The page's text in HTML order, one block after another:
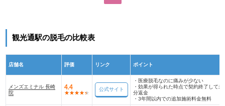
観光通駅の脱毛の比較表
店舗名 評価 リンク ポイント
メンズエミナル 長崎
院
4.4 公式サイト
・ 医療脱毛なのに痛みが少ない
・効果が得られた時点で契約終了して未
分返金
・3年間以内での追加施術料金無料